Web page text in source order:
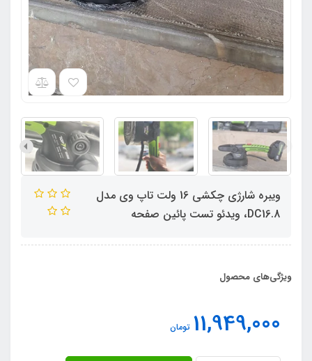
ویبره شارژی چکشی 16 ولت تاپ وی مدل
DC16.8، ویدئو تست پائین صفحه
ویژگی‌های محصول
11,949,000 تومان